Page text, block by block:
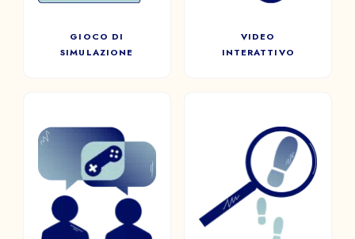
GIOCO DI
SIMULAZIONE
VIDEO
INTERATTIVO
SPEED GAMING
Direttamente ispirato allo
Speed ​​​​Dating, questo
formato vi permette di riunire
casualmente diversi giocatori
della vostra compagnia.
CLUEDO /
INDAGINE
DIGITALE
Indagare, interrogare e
investigare: il Cluedo mobilita
l’intera squadra per svelare la
tanto attesa verità.
INVIARE